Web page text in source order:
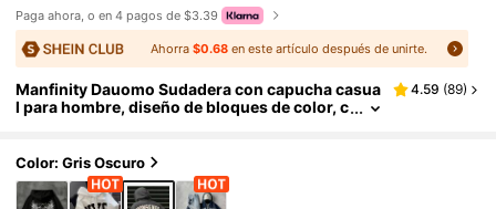
Paga ahora, o en 4 pagos de $3.39
Ahorra $0.68en este artículo después de unirte.
Manfinity Dauomo Sudadera con capucha casua
l para hombre, diseño de bloques de color, c
toño/invierno
4.59 (89)
Color: Gris Oscuro